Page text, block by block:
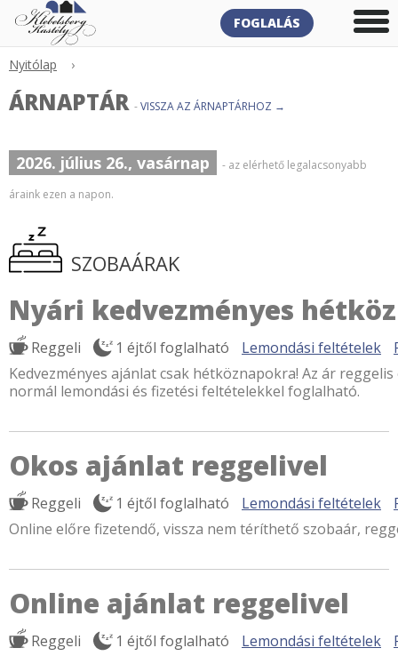
FOGLALÁS
Nyitólap ›
ÁRNAPTÁR -VISSZA AZ ÁRNAPTÁRHOZ →
2026. július 26., vasárnap
- az elérhető legalacsonyabb
áraink ezen a napon.
SZOBAÁRAK
Nyári kedvezményes
Reggeli 1 éjtől foglalható Lemondási feltételek
Kedvezményes ajánlat csak hétköznapokra! Az ár
normál lemondási és fizetési feltételekkel foglalható.
Okos ajánlat reggelivel
Reggeli 1 éjtől foglalható Lemondási feltételek
Online előre fizetendő, vissza nem téríthető szobaár,
Online ajánlat reggelivel
Reggeli 1 éjtől foglalható Lemondási feltételek